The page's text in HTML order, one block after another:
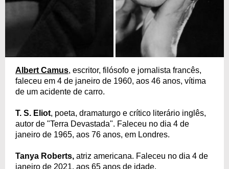
Albert Camus, escritor, filósofo e jornalista francês,
faleceu em 4 de janeiro de 1960, aos 46 anos, vítima
de um acidente de carro.
T. S. Eliot, poeta, dramaturgo e crítico literário inglês,
autor de "Terra Devastada". Faleceu no dia 4 de
janeiro de 1965, aos 76 anos, em Londres.
Tanya Roberts, atriz americana. Faleceu no dia 4 de
janeiro de 2021, aos 65 anos de idade.